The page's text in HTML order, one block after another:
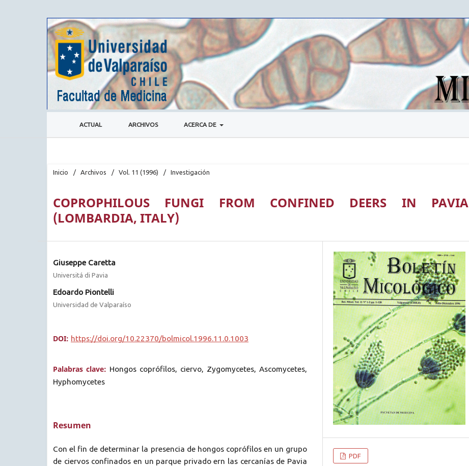
ACTUAL ARCHIVOS ACERCA DE
Inicio / Archivos / Vol. 11 (1996) / Investigación
COPROPHILOUS FUNGI FROM CONFINED DEERS IN PAVIA
(LOMBARDIA, ITALY)
Giuseppe Caretta
Universitá di Pavia
Edoardo Piontelli
Universidad de Valparaíso
DOI: https://doi.org/10.22370/bolmicol.1996.11.0.1003
Palabras clave: Hongos coprófilos, ciervo, Zygomycetes, Ascomycetes,
Hyphomycetes
Resumen
Con el fin de determinar la presencia de hongos coprófilos en un grupo
de ciervos confinados en un parque privado ern las cercanías de Pavia
PDF